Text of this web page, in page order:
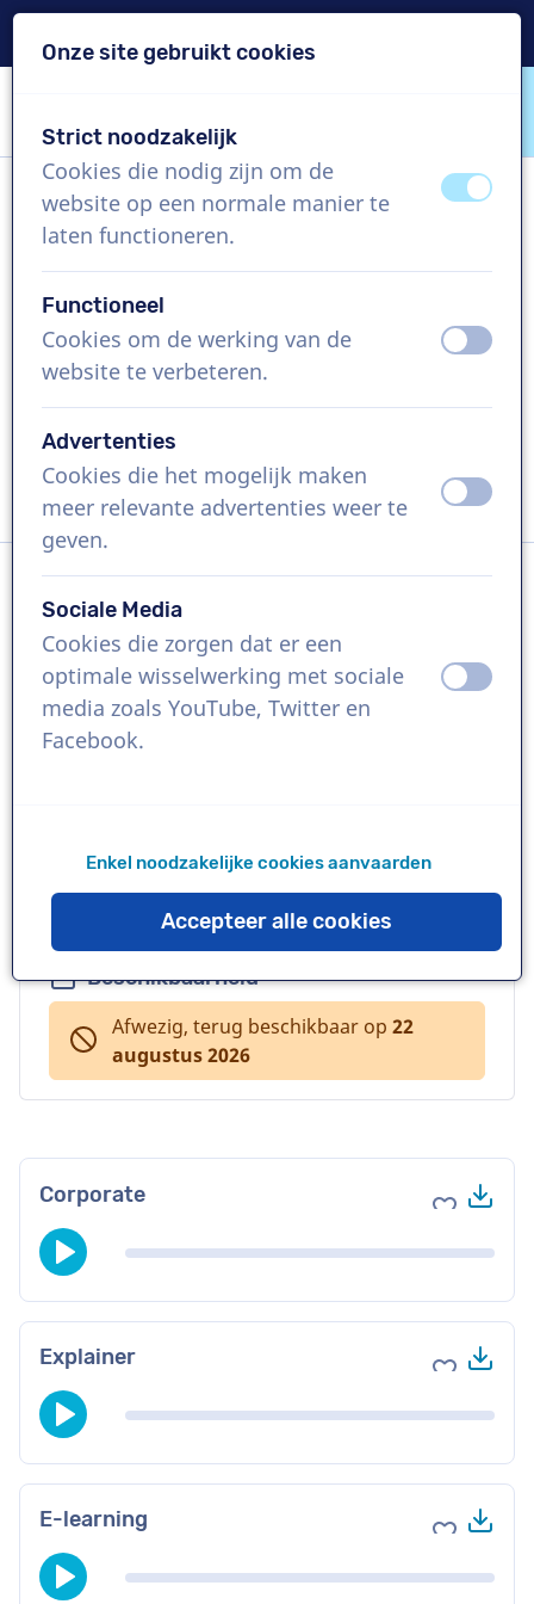
VoiceProductions
Jérôme
Man, Frankrijk
US$ 274,95
excl. BTW
Bedrijfsfilm , 1 - 250 woorden
Vraag een custom demo aan
Taal
Frans
Referenties
Toegankelijk, Warm, Natuurlijk, Speels,
Vriendelijk
Beschikbaarheid
Afwezig, terug beschikbaar op 22
augustus 2026
Corporate Voeg toe
Explainer Voeg toe
E-learning Voeg toe
Onze site gebruikt cookies
Strict noodzakelijk
Cookies die nodig zijn om de
website op een normale manier te
laten functioneren.
uitaan
Functioneel
Cookies om de werking van de
website te verbeteren.
uit aan
Advertenties
Cookies die het mogelijk maken
meer relevante advertenties weer te
geven.
uit aan
Sociale Media
Cookies die zorgen dat er een
optimale wisselwerking met sociale
media zoals YouTube, Twitter en
Facebook.
uit aan
Enkel noodzakelijke cookies aanvaarden
Accepteer alle cookies